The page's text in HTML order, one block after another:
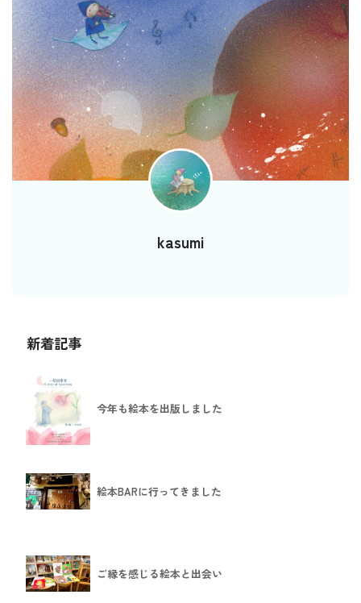
kasumi
新着記事
今年も絵本を出版しました
絵本BARに行ってきました
ご縁を感じる絵本と出会い